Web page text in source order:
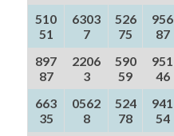
510
51
6303
7
526
75
956
87
897
87
2206
3
590
59
951
46
663
35
0562
8
524
78
941
54